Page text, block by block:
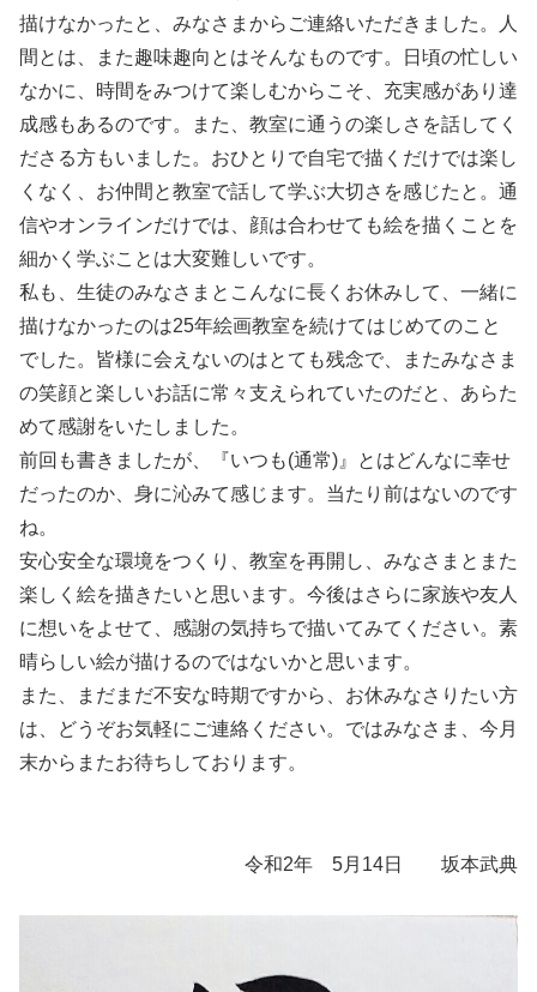
描けなかったと、みなさまからご連絡いただきました。人
間とは、また趣味趣向とはそんなものです。日頃の忙しい
なかに、時間をみつけて楽しむからこそ、充実感があり達
成感もあるのです。また、教室に通うの楽しさを話してく
ださる方もいました。おひとりで自宅で描くだけでは楽し
くなく、お仲間と教室で話して学ぶ大切さを感じたと。通
信やオンラインだけでは、顔は合わせても絵を描くことを
細かく学ぶことは大変難しいです。
私も、生徒のみなさまとこんなに長くお休みして、一緒に
描けなかったのは25年絵画教室を続けてはじめてのこと
でした。皆様に会えないのはとても残念で、またみなさま
の笑顔と楽しいお話に常々支えられていたのだと、あらた
めて感謝をいたしました。
前回も書きましたが、『いつも(通常)』とはどんなに幸せ
だったのか、身に沁みて感じます。当たり前はないのです
ね。
安心安全な環境をつくり、教室を再開し、みなさまとまた
楽しく絵を描きたいと思います。今後はさらに家族や友人
に想いをよせて、感謝の気持ちで描いてみてください。素
晴らしい絵が描けるのではないかと思います。
また、まだまだ不安な時期ですから、お休みなさりたい方
は、どうぞお気軽にご連絡ください。ではみなさま、今月
末からまたお待ちしております。
令和2年 5月14日 坂本武典